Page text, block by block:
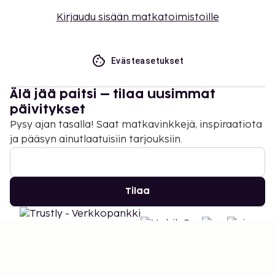
sisäänkirjautumista.
Kirjaudu sisään matkatoimistoille
Evästeasetukset
Älä jää paitsi – tilaa uusimmat
päivitykset
Pysy ajan tasalla! Saat matkavinkkejä, inspiraatiota
ja pääsyn ainutlaatuisiin tarjouksiin.
Tilaa